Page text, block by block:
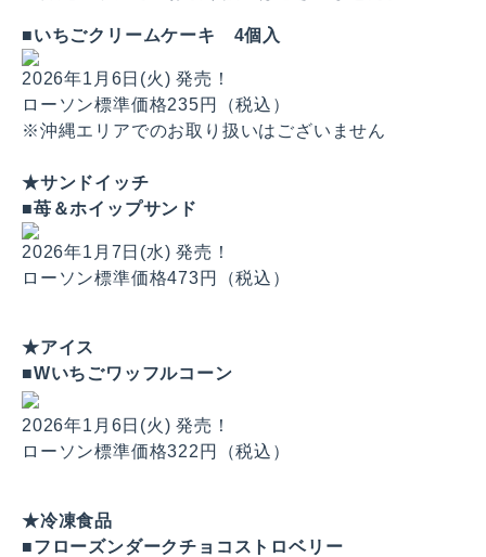
■いちごクリームケーキ 4個入
2026年1月6日(火) 発売！
ローソン標準価格235円（税込）
※沖縄エリアでのお取り扱いはございません
★サンドイッチ
■苺＆ホイップサンド
2026年1月7日(水) 発売！
ローソン標準価格473円（税込）
★アイス
■Wいちごワッフルコーン
2026年1月6日(火) 発売！
ローソン標準価格322円（税込）
★冷凍食品
■フローズンダークチョコストロベリー